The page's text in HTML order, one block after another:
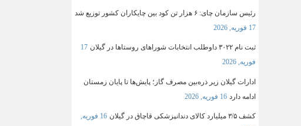
رئیس سازمان چای: ۶ هزار تن کود بین چایکاران کشور توزیع شد
17 فوریه, 2026
ثبت‌ نام ۳۰۲۲ داوطلب انتخابات شوراهای روستاها در گیلان
17
فوریه, 2026
ادارات گیلان زیر ذره‌بین مصرف گاز؛ پایش‌ها تا پایان زمستان
ادامه دارد 16 فوریه, 2026
کشف ۳/۵ میلیارد کالای دندانپزشکی قاچاق در گیلان
16 فوریه,